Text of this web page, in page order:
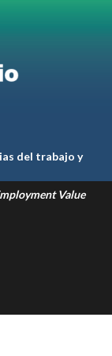
del trabajo y
Value